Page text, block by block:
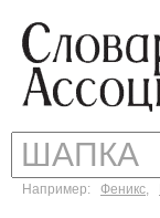
Например: Феникс,